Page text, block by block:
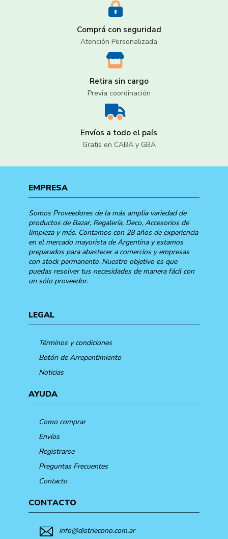
Comprá con seguridad
Atención Personalizada
Retira sin cargo
Previa coordinación
Envíos a todo el país
Gratis en CABA y GBA
EMPRESA
Somos Proveedores de la más amplia variedad de
productos de Bazar, Regalería, Deco, Accesorios de
limpieza y más. Contamos con 28 años de experiencia
en el mercado mayorista de Argentina y estamos
preparados para abastecer a comercios y empresas
con stock permanente. Nuestro objetivo es que
puedas resolver tus necesidades de manera fácil con
un sólo proveedor.
LEGAL
Términos y condiciones
Botón de Arrepentimiento
Noticias
AYUDA
Como comprar
Envíos
Registrarse
Preguntas Frecuentes
Contacto
CONTACTO
info@distriecono.com.ar